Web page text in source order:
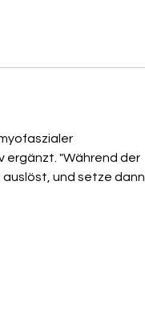
ergänzt. "Während der
auslöst, und setze dann